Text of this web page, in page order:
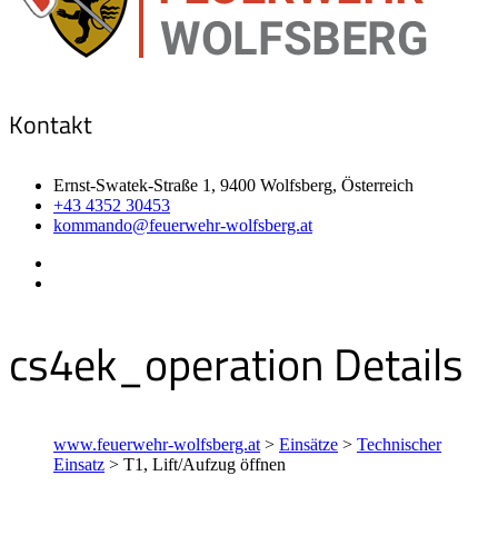
Kontakt
Ernst-Swatek-Straße 1, 9400 Wolfsberg, Österreich
+43 4352 30453
kommando@feuerwehr-wolfsberg.at
cs4ek_operation Details
www.feuerwehr-wolfsberg.at > Einsätze > Technischer
Einsatz > T1, Lift/Aufzug öffnen